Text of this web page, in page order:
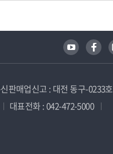
판매업신고 : 대전 동구-0233호
대표전화 : 042-472-5000